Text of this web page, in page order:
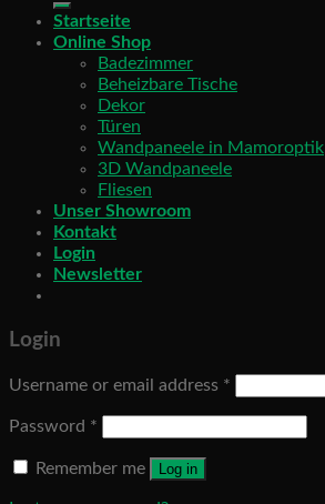
Startseite
Online Shop
Badezimmer
Beheizbare Tische
Dekor
Türen
Wandpaneele in Mamoroptik
3D Wandpaneele
Fliesen
Unser Showroom
Kontakt
Login
Newsletter
Login
Username or email address *
Password *
Remember me Log in